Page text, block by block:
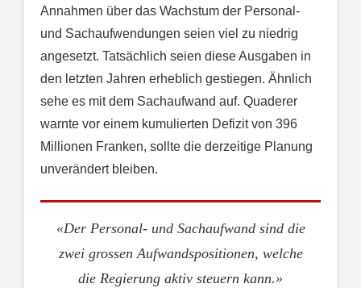
Annahmen über das Wachstum der Personal-
und Sachaufwendungen seien viel zu niedrig
angesetzt. Tatsächlich seien diese Ausgaben in
den letzten Jahren erheblich gestiegen. Ähnlich
sehe es mit dem Sachaufwand auf. Quaderer
warnte vor einem kumulierten Defizit von 396
Millionen Franken, sollte die derzeitige Planung
unverändert bleiben.
«Der Personal- und Sachaufwand sind die
zwei grossen Aufwandspositionen, welche
die Regierung aktiv steuern kann.»